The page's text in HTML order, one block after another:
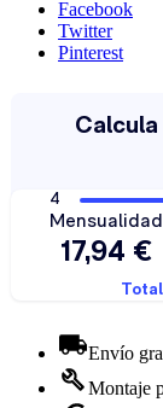
Facebook
Twitter
Pinterest
Envío
Montaje